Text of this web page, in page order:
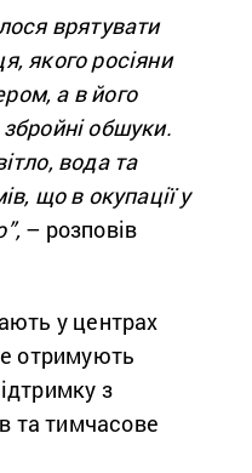
врятувати
якого росіяни
а в його
обшуки.
вода та
що в окупації у
– розповів
у центрах
отримують
з
та тимчасове